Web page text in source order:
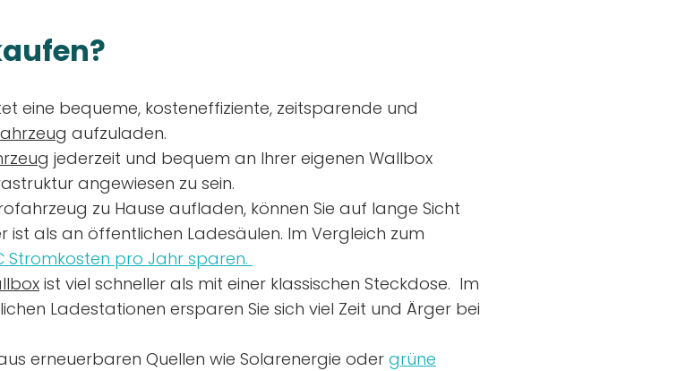
eine bequeme, kosteneffiziente, zeitsparende und
aufzuladen.
jederzeit und bequem an Ihrer eigenen Wallbox
angewiesen zu sein.
zu Hause aufladen, können Sie auf lange Sicht
als an öffentlichen Ladesäulen. Im Vergleich zum
Stromkosten pro Jahr sparen.
ist viel schneller als mit einer klassischen Steckdose. Im
Ladestationen ersparen Sie sich viel Zeit und Ärger bei
erneuerbaren Quellen wie Solarenergie oder grüne